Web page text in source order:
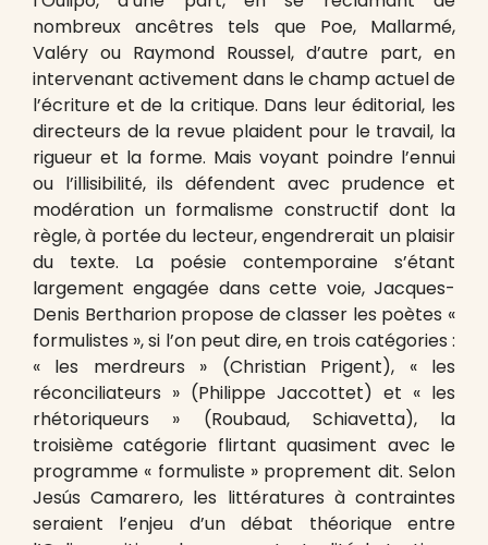
nombreux ancêtres tels que Poe, Mallarmé,
Valéry ou Raymond Roussel, d’autre part, en
intervenant activement dans le champ actuel de
l’écriture et de la critique. Dans leur éditorial, les
directeurs de la revue plaident pour le travail, la
rigueur et la forme. Mais voyant poindre l’ennui
ou l’illisibilité, ils défendent avec prudence et
modération un formalisme constructif dont la
règle, à portée du lecteur, engendrerait un plaisir
du texte. La poésie contemporaine s’étant
largement engagée dans cette voie, Jacques-
Denis Bertharion propose de classer les poètes «
formulistes », si l’on peut dire, en trois catégories :
« les merdreurs » (Christian Prigent), « les
réconciliateurs » (Philippe Jaccottet) et « les
rhétoriqueurs » (Roubaud, Schiavetta), la
troisième catégorie flirtant quasiment avec le
programme « formuliste » proprement dit. Selon
Jesús Camarero, les littératures à contraintes
seraient l’enjeu d’un débat théorique entre